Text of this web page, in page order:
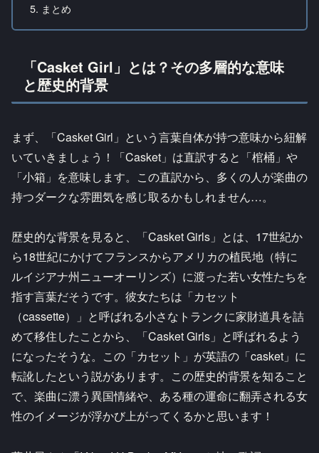
まとめ
「Casket Girl」とは？その多層的な意味
と歴史的背景
まず、「Casket Girl」という言葉自体が持つ意味から紐解
いていきましょう！「Casket」は直訳すると「棺桶」や
「小箱」を意味します。この直訳から、多くの人が楽曲の
持つダークな雰囲気を感じ取るかもしれません…。
歴史的な背景を見ると、「Casket Girls」とは、17世紀か
ら18世紀にかけてフランスからアメリカの植民地（特に
ルイジアナ州ニューオーリンズ）に渡った若い女性たちを
指す言葉だそうです。彼女たちは「カセット
（cassette）」と呼ばれる小さなトランクに家財道具を詰
めて移住したことから、「Casket Girls」と呼ばれるよう
になったそうな。この「カセット」が英語の「casket」に
転訛したという説があります。この歴史的背景を知ること
で、楽曲に漂う異国情緒や、ある種の運命に翻弄される女
性のイメージが浮かび上がってくるかと思います！